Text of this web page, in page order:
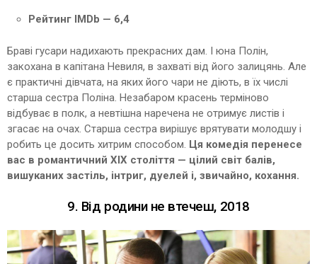
Рейтинг IMDb — 6,4
Браві гусари надихають прекрасних дам. І юна Полін,
закохана в капітана Невиля, в захваті від його залицянь. Але
є практичні дівчата, на яких його чари не діють, в їх числі
старша сестра Поліна. Незабаром красень терміново
відбуває в полк, а невтішна наречена не отримує листів і
згасає на очах. Старша сестра вирішує врятувати молодшу і
робить це досить хитрим способом. Ця комедія перенесе
вас в романтичний XIX століття — цілий світ балів,
вишуканих застіль, інтриг, дуелей і, звичайно, кохання.
9. Від родини не втечеш, 2018